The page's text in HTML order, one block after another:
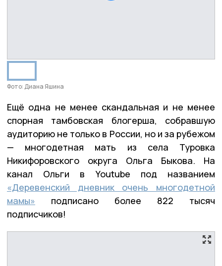
Фото: Диана Яшина
Ещё одна не менее скандальная и не менее
спорная тамбовская блогерша, собравшую
аудиторию не только в России, но и за рубежом
— многодетная мать из села Туровка
Никифоровского округа Ольга Быкова. На
канал Ольги в Youtube под названием
«Деревенский дневник очень многодетной
мамы» подписано более 822 тысяч
подписчиков!